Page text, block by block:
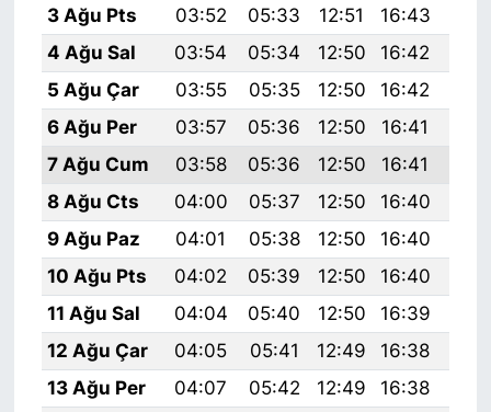
3 Ağu Pts
03:52 05:33 12:51 16:43
4 Ağu Sal
03:54 05:34 12:50 16:42
5 Ağu Çar
03:55 05:35 12:50 16:42
6 Ağu Per
03:57 05:36 12:50 16:41
7 Ağu Cum
03:58 05:36 12:50 16:41
8 Ağu Cts
04:00 05:37 12:50 16:40
9 Ağu Paz
04:01 05:38 12:50 16:40
10 Ağu Pts
04:02 05:39 12:50 16:40
11 Ağu Sal
04:04 05:40 12:50 16:39
12 Ağu Çar
04:05 05:41 12:49 16:38
13 Ağu Per
04:07 05:42 12:49 16:38